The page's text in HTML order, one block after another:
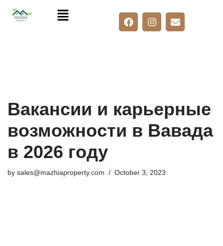
Вакансии и карьерные
возможности в Вавада
в 2026 году
by sales@mazhiaproperty.com October 3, 2023